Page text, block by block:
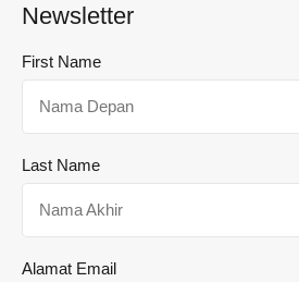
Newsletter
First Name
Last Name
Alamat Email